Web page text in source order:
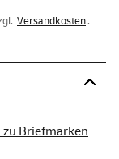
Versandkosten.
Briefmarken